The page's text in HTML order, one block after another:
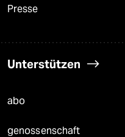
Presse
Unterstützen
abo
genossenschaft